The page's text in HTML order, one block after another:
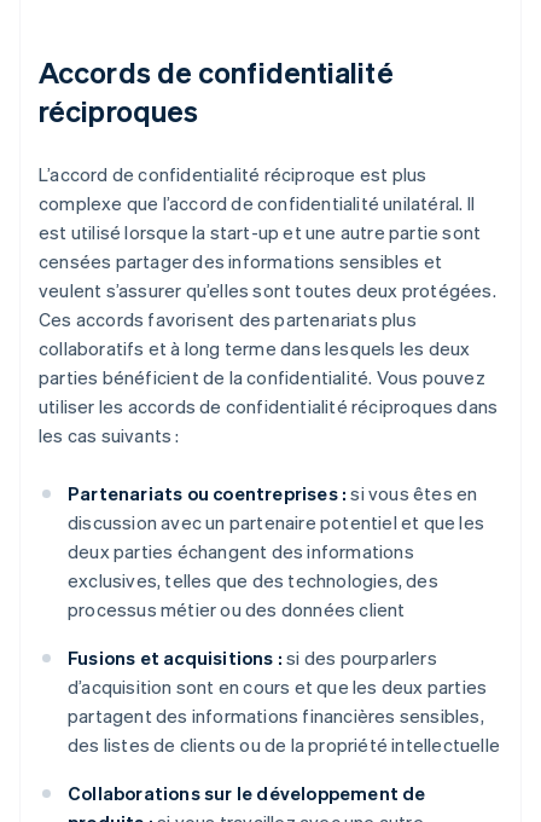
Accords de confidentialité
réciproques
L’accord de confidentialité réciproque est plus
complexe que l’accord de confidentialité unilatéral. Il
est utilisé lorsque la start-up et une autre partie sont
censées partager des informations sensibles et
veulent s’assurer qu’elles sont toutes deux protégées.
Ces accords favorisent des partenariats plus
collaboratifs et à long terme dans lesquels les deux
parties bénéficient de la confidentialité. Vous pouvez
utiliser les accords de confidentialité réciproques dans
les cas suivants :
Partenariats ou coentreprises : si vous êtes en
discussion avec un partenaire potentiel et que les
deux parties échangent des informations
exclusives, telles que des technologies, des
processus métier ou des données client
Fusions et acquisitions : si des pourparlers
d’acquisition sont en cours et que les deux parties
partagent des informations financières sensibles,
des listes de clients ou de la propriété intellectuelle
Collaborations sur le développement de